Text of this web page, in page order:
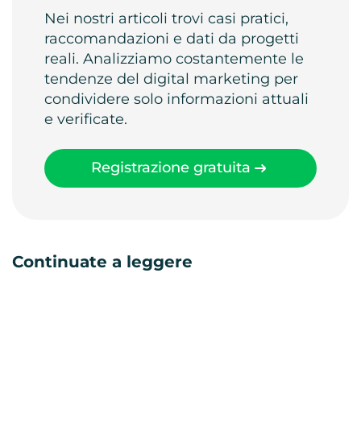
Nei nostri articoli trovi casi pratici,
raccomandazioni e dati da progetti
reali. Analizziamo costantemente le
tendenze del digital marketing per
condividere solo informazioni attuali
e verificate.
Registrazione gratuita
Continuate a leggere